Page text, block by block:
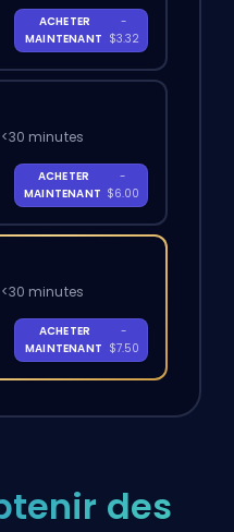
ACHETER
MAINTENANT
-
$3.32
minutes
ACHETER
MAINTENANT
-
$6.00
minutes
ACHETER
MAINTENANT
-
$7.50
des